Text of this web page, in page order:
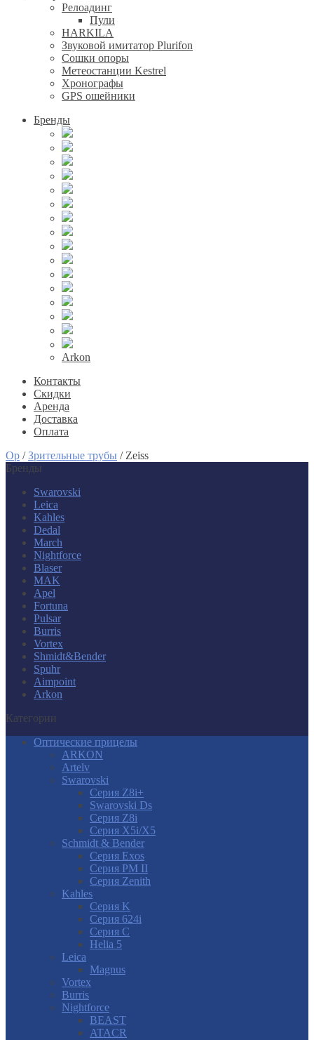
Релоадинг
Пули
HARKILA
Звуковой имитатор Plurifon
Сошки опоры
Метеостанции Kestrel
Хронографы
GPS ошейники
Бренды
Arkon
Контакты
Скидки
Аренда
Доставка
Оплата
Op /Зрительные трубы / Zeiss
Бренды
Swarovski
Leica
Kahles
Dedal
March
Nightforce
Blaser
MAK
Apel
Fortuna
Pulsar
Burris
Vortex
Shmidt&Bender
Spuhr
Aimpoint
Arkon
Категории
Оптические прицелы
ARKON
Artelv
Swarovski
Серия Z8i+
Swarovski Ds
Серия Z8i
Серия X5i/X5
Schmidt & Bender
Серия Exos
Серия PM II
Cерия Zenith
Kahles
Серия K
Серия 624i
Серия С
Helia 5
Leica
Magnus
Vortex
Burris
Nightforce
BEAST
ATACR